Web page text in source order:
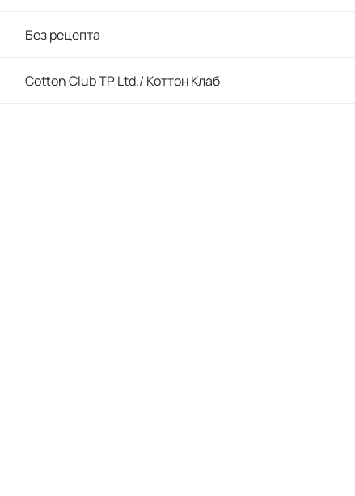
Без рецепта
Cotton Club TP Ltd./ Коттон Клаб